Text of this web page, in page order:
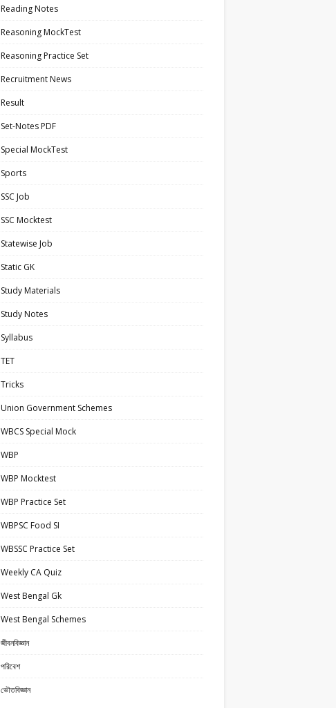
Reading Notes
Reasoning MockTest
Reasoning Practice Set
Recruitment News
Result
Set-Notes PDF
Special MockTest
Sports
SSC Job
SSC Mocktest
Statewise Job
Static GK
Study Materials
Study Notes
Syllabus
TET
Tricks
Union Government Schemes
WBCS Special Mock
WBP
WBP Mocktest
WBP Practice Set
WBPSC Food SI
WBSSC Practice Set
Weekly CA Quiz
West Bengal Gk
West Bengal Schemes
জীবনবিজ্ঞান
পরিবেশ
ভৌতবিজ্ঞান